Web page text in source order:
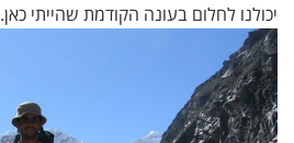
יכולנו לחלום בעונה הקודמת שהייתי כאן.